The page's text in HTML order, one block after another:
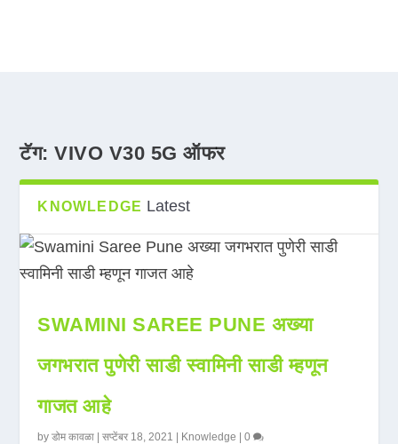
टॅग:VIVO V30 5G ऑफर
KNOWLEDGE Latest
SWAMINI SAREE PUNE अख्या
जगभरात पुणेरी साडी स्वामिनी साडी म्हणून
गाजत आहे
byडोम कावळा |सप्टेंबर 18, 2021 Knowledge |0